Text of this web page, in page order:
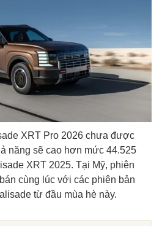
XRT Pro 2026 chưa được
năng sẽ cao hơn mức44.525
XRT 2025. Tại Mỹ, phiên
cùng lúc với các phiên bản
từ đầu mùa hè này.